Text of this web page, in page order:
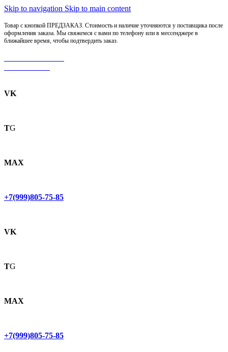
Skip to navigation Skip to main content
Товар с кнопкой ПРЕДЗАКАЗ. Стоимость и наличие уточняются у поставщика после
оформления заказа. Мы свяжемся с вами по телефону или в мессенджере в
ближайшее время, чтобы подтвердить заказ.
VK
TG
MAX
+7(999)805-75-85
VK
TG
MAX
+7(999)805-75-85